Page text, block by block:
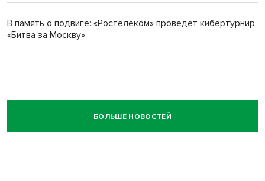
В память о подвиге: «Ростелеком» проведет кибертурнир
«Битва за Москву»
БОЛЬШЕ НОВОСТЕЙ